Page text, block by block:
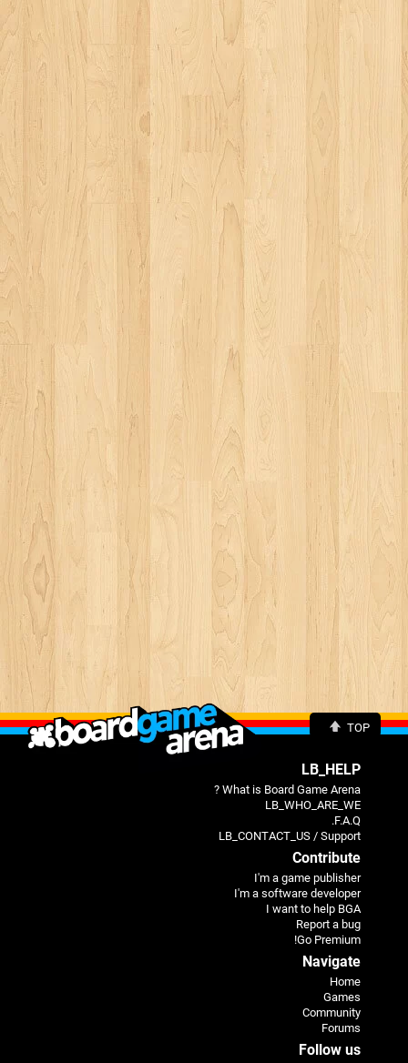
TOP
LB_HELP
What is Board Game Arena ?
LB_WHO_ARE_WE
F.A.Q.
LB_CONTACT_US / Support
Contribute
I'm a game publisher
I'm a software developer
I want to help BGA
Report a bug
Go Premium!
Navigate
Home
Games
Community
Forums
Follow us